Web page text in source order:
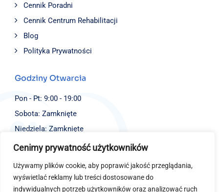
Cenimy prywatność użytkowników
Używamy plików cookie, aby poprawić jakość przeglądania,
wyświetlać reklamy lub treści dostosowane do
indywidualnych potrzeb użytkowników oraz analizować ruch
Cennik Poradni
Cennik Centrum Rehabilitacji
Blog
Polityka Prywatności
Godziny Otwarcia
Pon - Pt: 9:00 - 19:00
Sobota: Zamknięte
Niedziela: Zamknięte
Dane Kontaktowe
Fundacja EJBISI
ul. Św. Stanisława 4,